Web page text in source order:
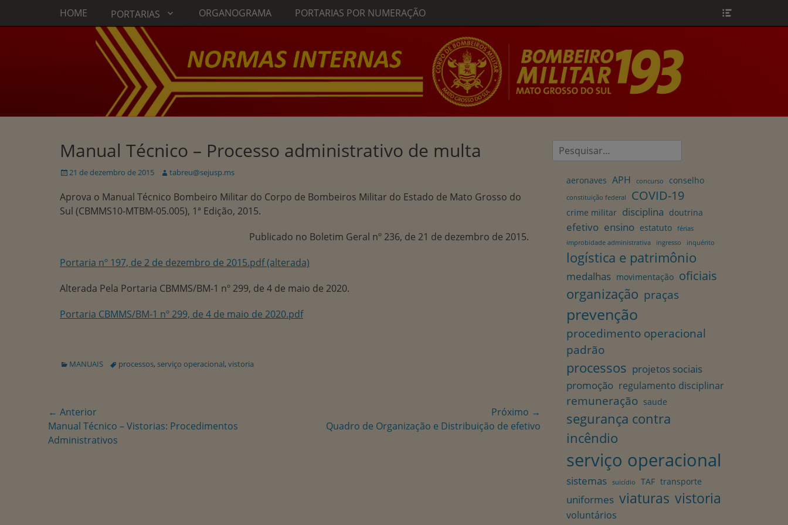
Menu principal
para
HOME PORTARIAS ORGANOGRAMA PORTARIAS POR NUMERAÇÃO
Manual Técnico – Processo administrativo de multa
Publicado
21 de dezembro de 2015 Autor:
tabreu@sejusp.ms
Aprova o Manual Técnico Bombeiro Militar do Corpo de Bombeiros Militar do Estado de Mato Grosso do
Sul (CBMMS10-MTBM-05.005), 1ª Edição, 2015.
Publicado no Boletim Geral nº 236, de 21 de dezembro de 2015.
Portaria nº 197, de 2 de dezembro de 2015.pdf (alterada)
Alterada Pela Portaria CBMMS/BM-1 nº 299, de 4 de maio de 2020.
Portaria CBMMS/BM-1 nº 299, de 4 de maio de 2020.pdf
Categorias:
MANUAIS Tags:processos, serviço operacional, vistoria
Navegação
de
← Anterior
Postagem
anterior:
Manual Técnico – Vistorias: Procedimentos
Administrativos
Próximo →
PróximaQuadro de Organização e Distribuição de efetivo
Pesquisar
por:
aeronaves APH concurso conselho
constituição federal COVID-19
crime militar disciplina doutrina
efetivo ensino estatuto
férias
improbidade administrativa
ingresso inquérito
logística e patrimônio
medalhas movimentação oficiais
organização praças
prevenção
procedimento operacional
padrão
processos projetos sociais
promoção regulamento disciplinar
remuneração saude
segurança contra
incêndio
serviço operacional
sistemas suicídio TAF transporte
uniformes viaturas vistoria
voluntários